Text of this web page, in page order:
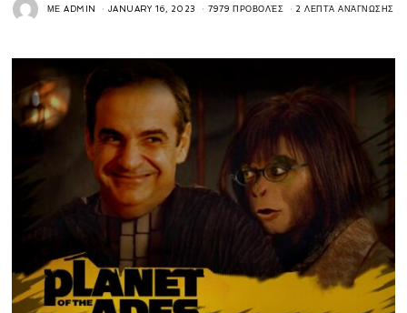
ΜΕADMIN JANUARY 16, 2023 7979 ΠΡΟΒΟΛΈΣ 2 ΛΕΠΤΆ ΑΝΆΓΝΩΣΗΣ